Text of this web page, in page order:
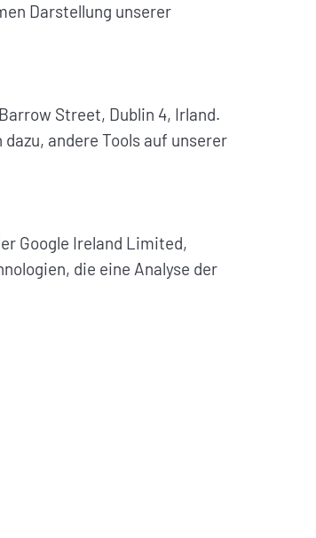
Darstellung unserer
Street, Dublin 4, Irland.
andere Tools auf unserer
Google Ireland Limited,
die eine Analyse der